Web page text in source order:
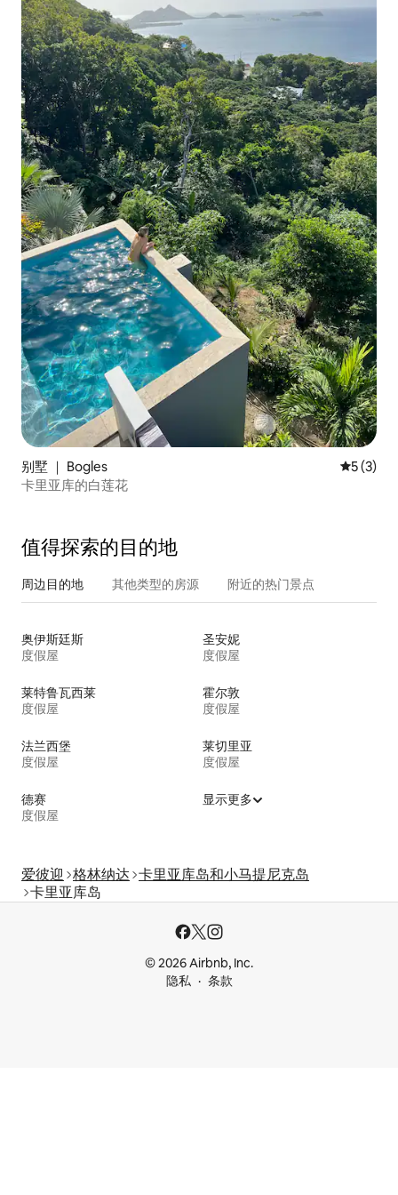
别墅 ｜ Bogles 平均评分
5 (3)
卡里亚库的白莲花
值得探索的目的地
周边目的地 其他类型的房源 附近的热门景点
奥伊斯廷斯
度假屋
圣安妮
度假屋
莱特鲁瓦西莱
度假屋
霍尔敦
度假屋
法兰西堡
度假屋
莱切里亚
度假屋
德赛
度假屋
显示更多
爱彼迎 格林纳达 卡里亚库岛和小马提尼克岛
卡里亚库岛
© 2026 Airbnb, Inc.
隐私
条款